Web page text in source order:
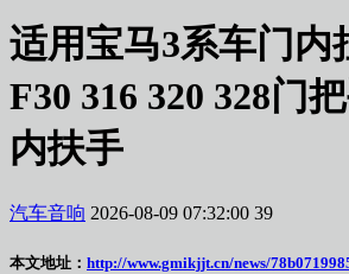
适用宝马3系车门内
F30 316 320 328门
内扶手
汽车音响 2026-08-09 07:32:00 39
本文地址： http://www.gmikjjt.cn/news/